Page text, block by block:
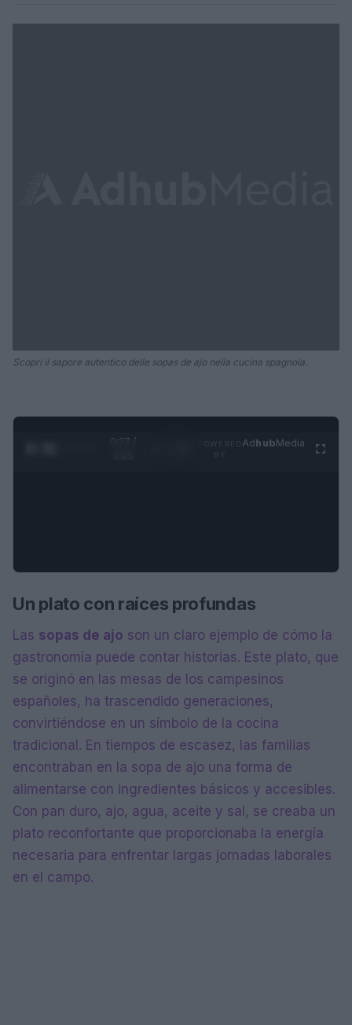
Scopri il sapore autentico delle sopas de ajo nella cucina spagnola.
0:28 /
AdhubMedia
Un plato con raíces profundas
Las sopas de ajo son un claro ejemplo de cómo la
gastronomía puede contar historias. Este plato, que
se originó en las mesas de los campesinos
españoles, ha trascendido generaciones,
convirtiéndose en un símbolo de la cocina
tradicional. En tiempos de escasez, las familias
encontraban en la sopa de ajo una forma de
alimentarse con ingredientes básicos y accesibles.
Con pan duro, ajo, agua, aceite y sal, se creaba un
plato reconfortante que proporcionaba la energía
necesaria para enfrentar largas jornadas laborales
en el campo.